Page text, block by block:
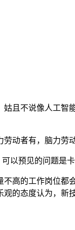
且不说像人工
动者有，脑力
以预见的问题
高的工作岗位
的态度认为，